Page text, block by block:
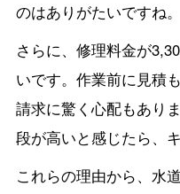
のはありがたいですね。
さらに、修理料金が
いです。作業前に見積
請求に驚く心配もあり
段が高いと感じたら、
これらの理由から、水